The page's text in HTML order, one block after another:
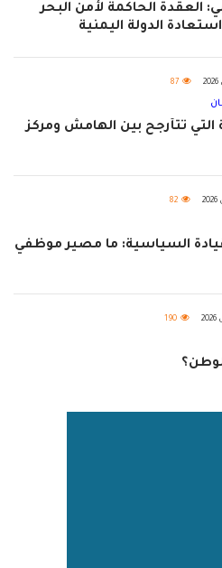
العقدة الحاكمة لأمن البحر
الدولة اليمنية
87
التي تتأرجح بين الهامش ومركز
82
السياسية: ما مصير موظفي
190